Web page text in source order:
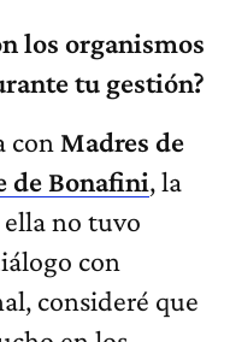
los organismos
tu gestión?
con Madres de
de Bonafini, la
no tuvo
con
consideré que